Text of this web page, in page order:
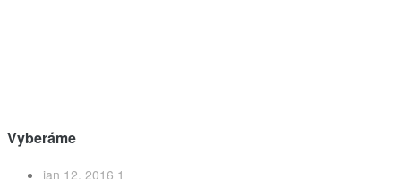
Vyberáme
jan 12, 2016 1